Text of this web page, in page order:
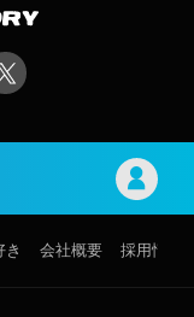
会社概要 採用情報